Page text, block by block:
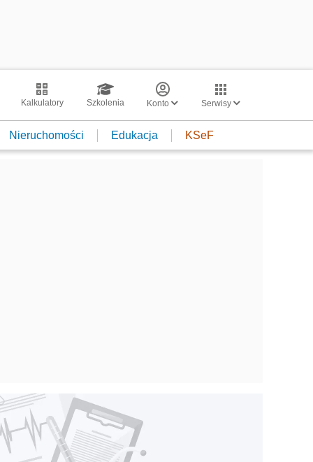
Kalkulatory Szkolenia Konto Serwisy
Nieruchomości Edukacja KSeF